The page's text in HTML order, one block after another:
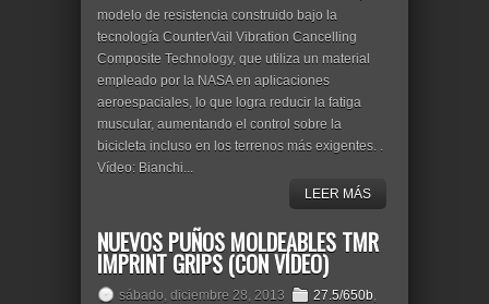
modelo de resistencia construido bajo la
tecnología CounterVail Vibration Cancelling
Composite Technology, que utiliza un material
empleado por la NASA en aplicaciones
aeroespaciales, lo que logra reducir la fatiga
muscular, aumentando el control sobre la
bicicleta incluso en los terrenos más exigentes. .
Vídeo: Bianchi...
LEER MÁS
NUEVOS PUÑOS MOLDEABLES TMR
IMPRINT GRIPS (CON VÍDEO)
sábado, diciembre 28, 2013 27.5/650b,